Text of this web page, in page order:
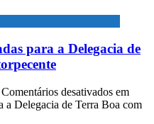
para a Delegacia de
Comentários desativados em
a Delegacia de Terra Boa com